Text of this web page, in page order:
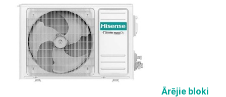
Ārējie bloki